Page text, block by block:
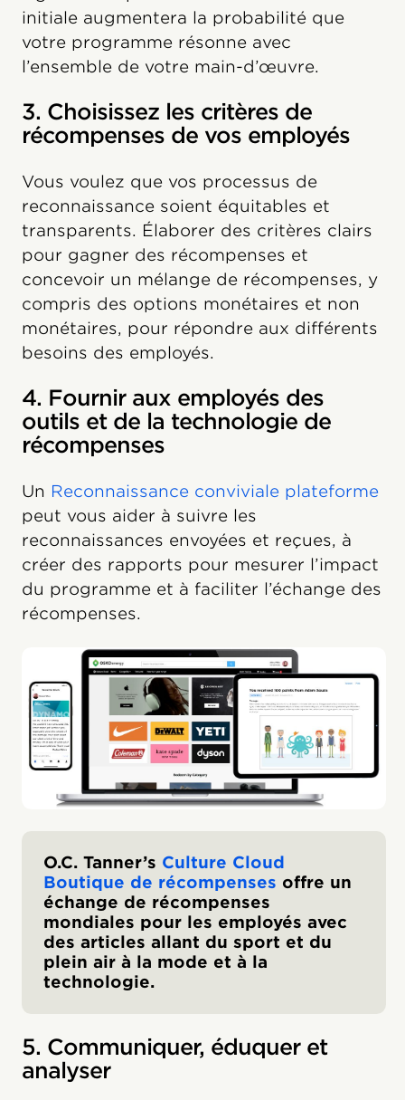
initiale augmentera la probabilité que
votre programme résonne avec
l’ensemble de votre main-d’œuvre.
3. Choisissez les critères de
récompenses de vos employés
Vous voulez que vos processus de
reconnaissance soient équitables et
transparents. Élaborer des critères clairs
pour gagner des récompenses et
concevoir un mélange de récompenses, y
compris des options monétaires et non
monétaires, pour répondre aux différents
besoins des employés.
4. Fournir aux employés des
outils et de la technologie de
récompenses
Un Reconnaissance conviviale plateforme
peut vous aider à suivre les
reconnaissances envoyées et reçues, à
créer des rapports pour mesurer l’impact
du programme et à faciliter l’échange des
récompenses.
O.C. Tanner’s Culture Cloud
Boutique de récompenses offre un
échange de récompenses
mondiales pour les employés avec
des articles allant du sport et du
plein air à la mode et à la
technologie.
5. Communiquer, éduquer et
analyser